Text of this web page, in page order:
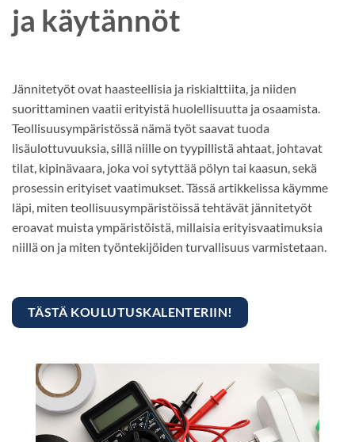
ja käytännöt
Jännitetyöt ovat haasteellisia ja riskialttiita, ja niiden
suorittaminen vaatii erityistä huolellisuutta ja osaamista.
Teollisuusympäristössä nämä työt saavat tuoda
lisäulottuvuuksia, sillä niille on tyypillistä ahtaat, johtavat
tilat, kipinävaara, joka voi sytyttää pölyn tai kaasun, sekä
prosessin erityiset vaatimukset. Tässä artikkelissa käymme
läpi, miten teollisuusympäristöissä tehtävät jännitetyöt
eroavat muista ympäristöistä, millaisia erityisvaatimuksia
niillä on ja miten työntekijöiden turvallisuus varmistetaan.
TÄSTÄ KOULUTUSKALENTERIIN!